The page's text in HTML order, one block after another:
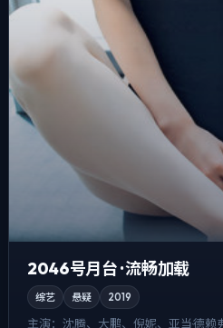
2046号月台 · 流畅加载
综艺 悬疑 2019
主演： 沈腾、大鹏、倪妮、亚当·德赖